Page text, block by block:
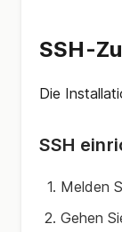
SSH-
Die
SSH
Melden
Gehen